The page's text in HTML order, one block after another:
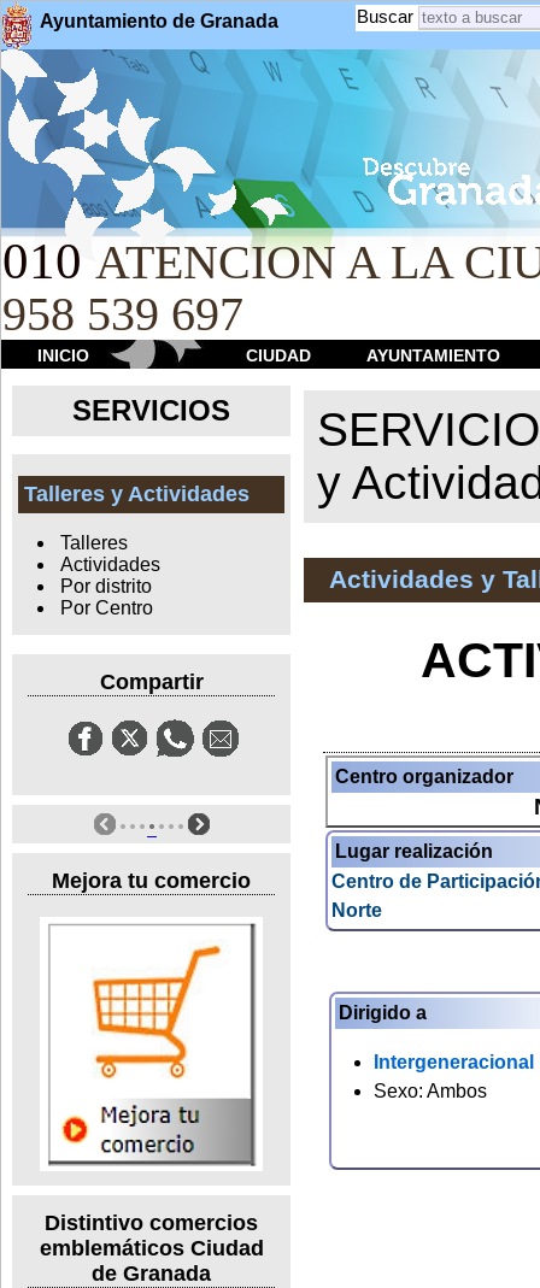
Ayuntamiento de Granada Buscar
010 ATENCION A LA
958 539 697
INICIO CIUDAD AYUNTAMIENTO
SERVICIOS
Talleres y Actividades
Talleres
Actividades
Por distrito
Por Centro
Compartir
Mejora tu comercio
Distintivo comercios
emblemáticos Ciudad
de Granada
y
Actividades y
Centro organizador
Lugar realización
Centro de
Norte
Dirigido a
Intergeneracional
Sexo: Ambos